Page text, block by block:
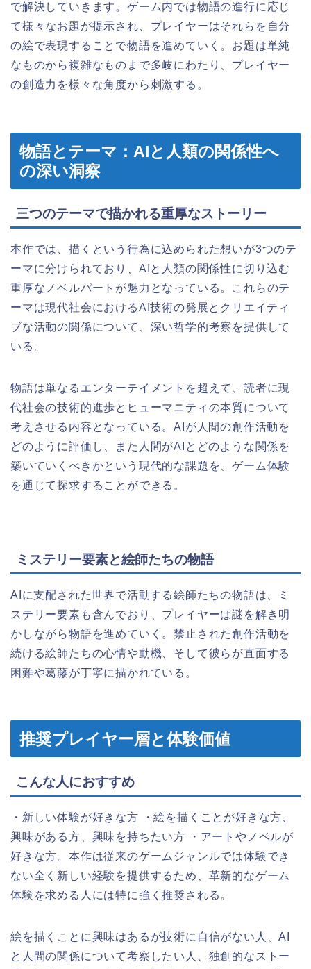
で解決していきます。ゲーム内では物語の進行に応じ
て様々なお題が提示され、プレイヤーはそれらを自分
の絵で表現することで物語を進めていく。お題は単純
なものから複雑なものまで多岐にわたり、プレイヤー
の創造力を様々な角度から刺激する。
物語とテーマ：AIと人類の関係性へ
の深い洞察
三つのテーマで描かれる重厚なストーリー
本作では、描くという行為に込められた想いが3つのテ
ーマに分けられており、AIと人類の関係性に切り込む
重厚なノベルパートが魅力となっている。これらのテ
ーマは現代社会におけるAI技術の発展とクリエイティ
ブな活動の関係について、深い哲学的考察を提供して
いる。
物語は単なるエンターテイメントを超えて、読者に現
代社会の技術的進歩とヒューマニティの本質について
考えさせる内容となっている。AIが人間の創作活動を
どのように評価し、また人間がAIとどのような関係を
築いていくべきかという現代的な課題を、ゲーム体験
を通じて探求することができる。
ミステリー要素と絵師たちの物語
AIに支配された世界で活動する絵師たちの物語は、ミ
ステリー要素も含んでおり、プレイヤーは謎を解き明
かしながら物語を進めていく。禁止された創作活動を
続ける絵師たちの心情や動機、そして彼らが直面する
困難や葛藤が丁寧に描かれている。
推奨プレイヤー層と体験価値
こんな人におすすめ
・新しい体験が好きな方 ・絵を描くことが好きな方、
興味がある方、興味を持ちたい方 ・アートやノベルが
好きな方。本作は従来のゲームジャンルでは体験でき
ない全く新しい経験を提供するため、革新的なゲーム
体験を求める人には特に強く推奨される。
絵を描くことに興味はあるが技術に自信がない人、AI
と人間の関係について考察したい人、独創的なストー